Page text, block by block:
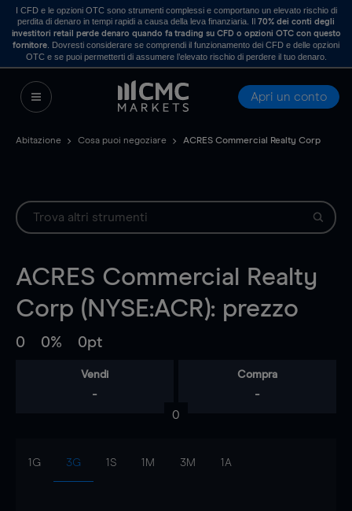
I CFD e le opzioni OTC sono strumenti complessi e comportano un elevato rischio di
perdita di denaro in tempi rapidi a causa della leva finanziaria. Il70% dei conti degli
investitori retail perde denaro quando fa trading su CFD o opzioni OTC con questo
fornitore . Dovresti considerare se comprendi il funzionamento dei CFD e delle opzioni
OTC e se puoi permetterti di assumere l’elevato rischio di perdere il tuo denaro.
Apri un conto
Abitazione Cosa puoi negoziare ACRES Commercial Realty Corp
ACRES Commercial Realty
Corp (NYSE:ACR): prezzo
0 0% 0pt
Vendi
-
Compra
-
0
1G 3G 1S 1M 3M 1A